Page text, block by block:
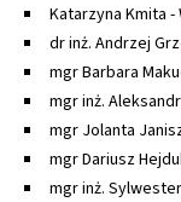
Katarzyna Kmita
dr inż. Andrzej
mgr Barbara
mgr inż.
mgr Jolanta
mgr Dariusz
mgr inż.